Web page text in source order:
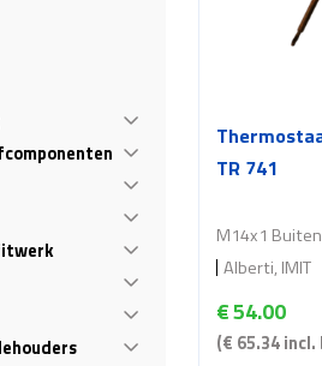
TR 741
€54.00
(€ 65.34incl.
M14x1
Alberti, IMIT